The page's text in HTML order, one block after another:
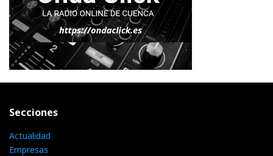
Secciones
Actualidad
Empresas